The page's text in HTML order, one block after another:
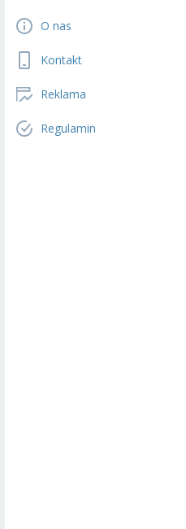
O nas
Kontakt
Reklama
Regulamin